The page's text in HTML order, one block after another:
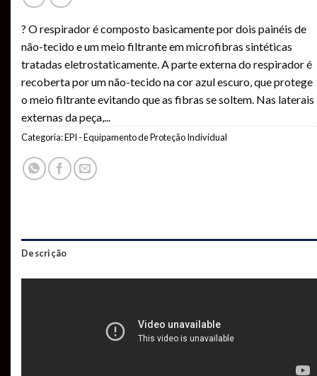
? O respirador é composto basicamente por dois painéis de
não-tecido e um meio filtrante em microfibras sintéticas
tratadas eletrostaticamente. A parte externa do respirador é
recoberta por um não-tecido na cor azul escuro, que protege
o meio filtrante evitando que as fibras se soltem. Nas laterais
externas da peça,
Categoria:EPI - Equipamento de Proteção Individual
Descrição